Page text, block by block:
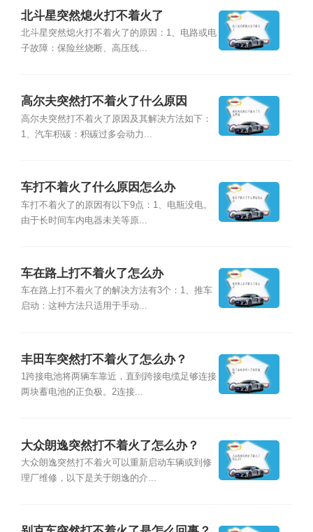
北斗星突然熄火打不着火了
北斗星突然熄火打不着火了的原因：1、电路或电
子故障：保险丝烧断、高压线...
高尔夫突然打不着火了什么原因
高尔夫突然打不着火了原因及其解决方法如下：
1、汽车积碳：积碳过多会动力...
车打不着火了什么原因怎么办
车打不着火了的原因有以下9点：1、电瓶没电。
由于长时间车内电器未关等原...
车在路上打不着火了怎么办
车在路上打不着火了的解决方法有3个：1、推车
启动：这种方法只适用于手动...
丰田车突然打不着火了怎么办？
1跨接电池将两辆车靠近，直到跨接电缆足够连接
两块蓄电池的正负极。2连接...
大众朗逸突然打不着火了怎么办？
大众朗逸突然打不着火可以重新启动车辆或到修
理厂维修，以下是关于朗逸的介...